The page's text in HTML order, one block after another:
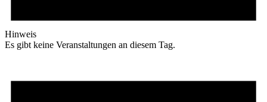
Hinweis
Es gibt keine Veranstaltungen an diesem Tag.